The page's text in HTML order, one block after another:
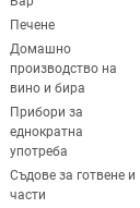
Печене
Домашно
производство на
вино и бира
Прибори за
еднократна
употреба
Съдове за готвене и
части